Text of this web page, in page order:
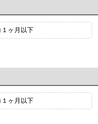
１ヶ月以下
１ヶ月以下